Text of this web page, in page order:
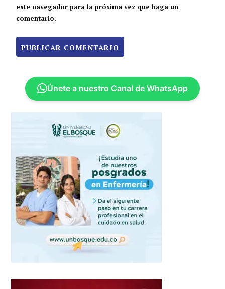
este navegador para la próxima vez que haga un
comentario.
Únete a nuestro Canal de WhatsApp